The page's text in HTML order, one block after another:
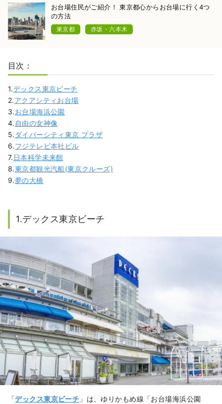
お台場住民がご紹介！ 東京都心からお台場に行く4つ
の方法
東京都 赤坂・六本木
目次：
1.デックス東京ビーチ
2.アクアシティお台場
3.お台場海浜公園
4. 自由の女神像
5. ダイバーシティ東京 プラザ
6.フジテレビ本社ビル
7. 日本科学未来館
8.東京都観光汽船(東京クルーズ)
9.夢の大橋
1.デックス東京ビーチ
「デックス東京ビーチ 」は、ゆりかもめ線「お台場海浜公園